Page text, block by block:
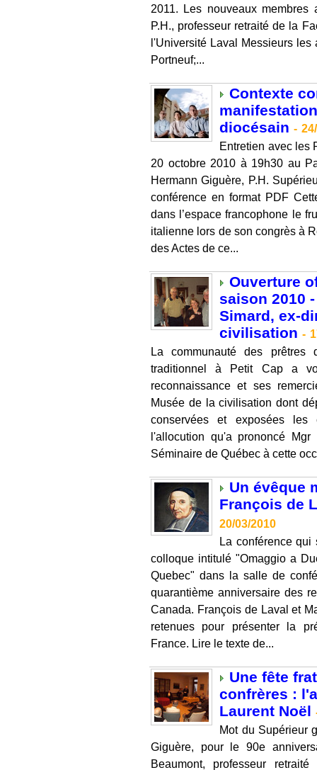
2011. Les nouveaux
P.H., professeur retraité de la
l'Université Laval Messieurs
Portneuf;...
Contexte
diocésain -
Entretien avec les
20 octobre 2010 à 19h30 au
Hermann Giguère, P.H.
conférence en format PDF
dans l’espace francophone le
italienne lors de son congrès à
des Actes de ce...
Ouverture
saison 2010
Simard, ex-
civilisation -
La communauté des prêtres
traditionnel à Petit Cap a
reconnaissance et ses
Musée de la civilisation dont
conservées et exposées
l'allocution qu'a prononcé
Séminaire de Québec à cette
Un évêque
François de
20/03/2010
La conférence
colloque intitulé "Omaggio a
Quebec" dans la salle de
quarantième anniversaire des
Canada. François de Laval et
retenues pour présenter la
France. Lire le texte de...
Une fête
confrères :
Laurent Noël
Mot du Supérieur
Giguère, pour le 90e
Beaumont, professeur